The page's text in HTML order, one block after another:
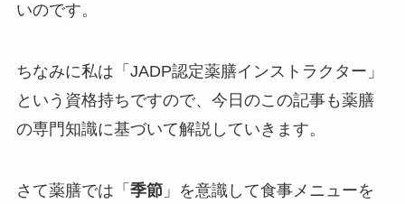
いのです。
ちなみに私は「JADP認定薬膳インストラクター」
という資格持ちですので、今日のこの記事も薬膳
の専門知識に基づいて解説していきます。
さて薬膳では「 季節」を意識して食事メニューを